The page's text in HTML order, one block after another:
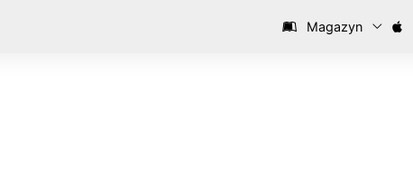
Magazyn